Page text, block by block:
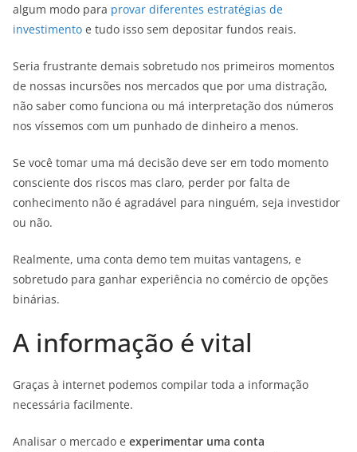
algum modo para provar diferentes estratégias de
investimento e tudo isso sem depositar fundos reais.
Seria frustrante demais sobretudo nos primeiros momentos
de nossas incursões nos mercados que por uma distração,
não saber como funciona ou má interpretação dos números
nos víssemos com um punhado de dinheiro a menos.
Se você tomar uma má decisão deve ser em todo momento
consciente dos riscos mas claro, perder por falta de
conhecimento não é agradável para ninguém, seja investidor
ou não.
Realmente, uma conta demo tem muitas vantagens, e
sobretudo para ganhar experiência no comércio de opções
binárias.
A informação é vital
Graças à internet podemos compilar toda a informação
necessária facilmente.
Analisar o mercado e experimentar uma conta